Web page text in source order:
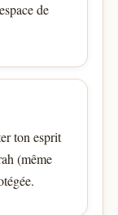
de
ton esprit
(même